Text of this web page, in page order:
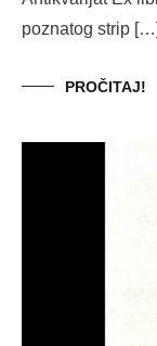
poznatog strip […]
PROČITAJ!